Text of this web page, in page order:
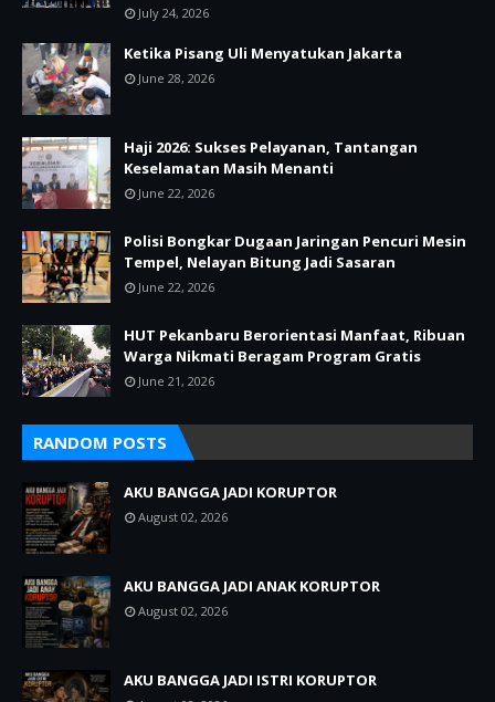
July 24, 2026
Ketika Pisang Uli Menyatukan Jakarta
June 28, 2026
Haji 2026: Sukses Pelayanan, Tantangan
Keselamatan Masih Menanti
June 22, 2026
Polisi Bongkar Dugaan Jaringan Pencuri Mesin
Tempel, Nelayan Bitung Jadi Sasaran
June 22, 2026
HUT Pekanbaru Berorientasi Manfaat, Ribuan
Warga Nikmati Beragam Program Gratis
June 21, 2026
RANDOM POSTS
AKU BANGGA JADI KORUPTOR
August 02, 2026
AKU BANGGA JADI ANAK KORUPTOR
August 02, 2026
AKU BANGGA JADI ISTRI KORUPTOR